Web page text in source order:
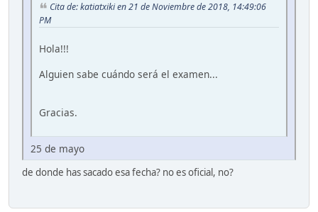
Cita de: katiatxiki en 21 de Noviembre de 2018, 14:49:06
PM
Hola!!!
Alguien sabe cuándo será el examen...
Gracias.
25 de mayo
de donde has sacado esa fecha? no es oficial, no?